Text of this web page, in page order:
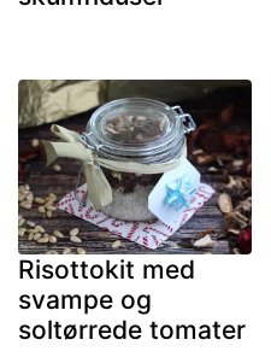
Risottokit med
svampe og
soltørrede tomater